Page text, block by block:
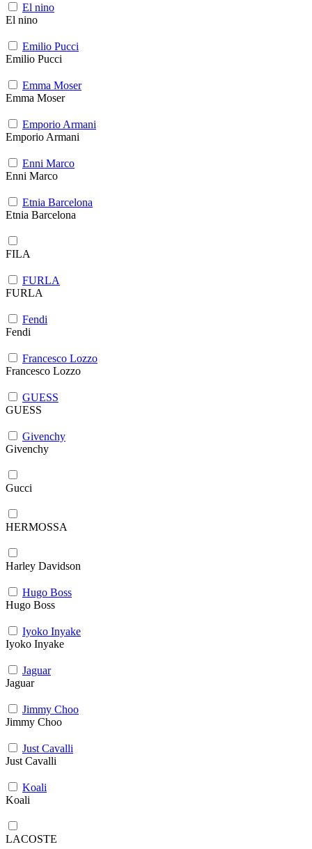
El nino
El nino
Emilio Pucci
Emilio Pucci
Emma Moser
Emma Moser
Emporio Armani
Emporio Armani
Enni Marco
Enni Marco
Etnia Barcelona
Etnia Barcelona
FILA
FURLA
FURLA
Fendi
Fendi
Francesco Lozzo
Francesco Lozzo
GUESS
GUESS
Givenchy
Givenchy
Gucci
HERMOSSA
Harley Davidson
Hugo Boss
Hugo Boss
Iyoko Inyake
Iyoko Inyake
Jaguar
Jaguar
Jimmy Choo
Jimmy Choo
Just Cavalli
Just Cavalli
Koali
Koali
LACOSTE